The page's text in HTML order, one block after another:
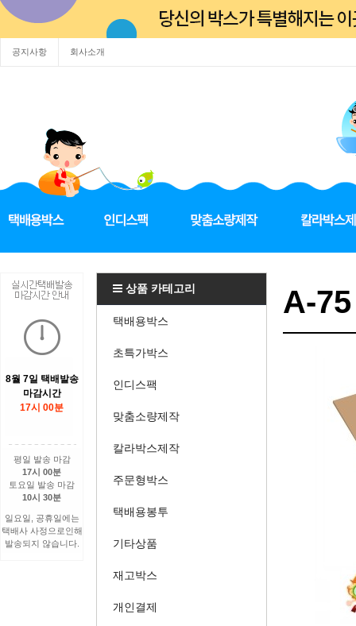
공지사항 회사소개
8월 7일 택배발송
마감시간
17시 00분
평일 발송 마감
17시 00분
토요일 발송 마감
10시 30분
일요일, 공휴일에는
택배사 사정으로인해
발송되지 않습니다.
상품 카테고리
택배용박스
초특가박스
인디스팩
맞춤소량제작
칼라박스제작
주문형박스
택배용봉투
기타상품
재고박스
개인결제
A-